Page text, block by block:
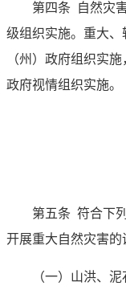
第四条 自然灾
级组织实施。重大
（州）政府组织实
政府视情组织实施。
第五条 符合下
开展重大自然灾害的
（一）山洪、